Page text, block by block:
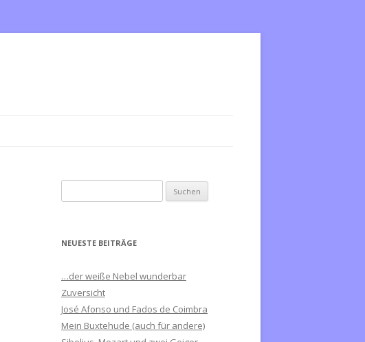
u
h
n
a
c
h
NEUESTE BEITRÄGE
…der weiße Nebel wunderbar
Zuversicht
José Afonso und Fados de Coimbra
Mein Buxtehude (auch für andere)